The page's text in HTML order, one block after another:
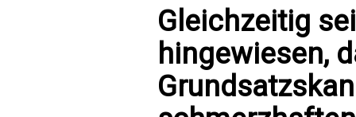
Gleichzeitig
hingewiesen,